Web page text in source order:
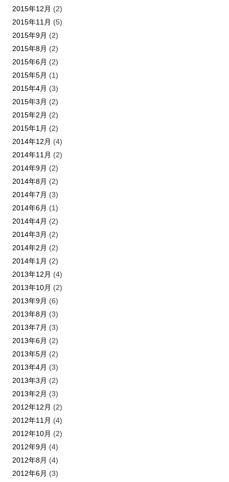
2015年12月 (2)
2015年11月 (5)
2015年9月 (2)
2015年8月 (2)
2015年6月 (2)
2015年5月 (1)
2015年4月 (3)
2015年3月 (2)
2015年2月 (2)
2015年1月 (2)
2014年12月 (4)
2014年11月 (2)
2014年9月 (2)
2014年8月 (2)
2014年7月 (3)
2014年6月 (1)
2014年4月 (2)
2014年3月 (2)
2014年2月 (2)
2014年1月 (2)
2013年12月 (4)
2013年10月 (2)
2013年9月 (6)
2013年8月 (3)
2013年7月 (3)
2013年6月 (2)
2013年5月 (2)
2013年4月 (3)
2013年3月 (2)
2013年2月 (3)
2012年12月 (2)
2012年11月 (4)
2012年10月 (2)
2012年9月 (4)
2012年8月 (4)
2012年6月 (3)